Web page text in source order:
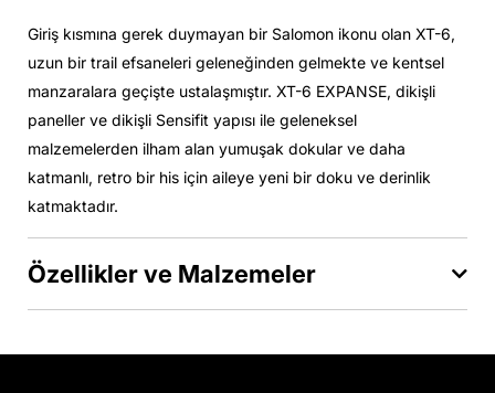
Giriş kısmına gerek duymayan bir Salomon ikonu olan XT-6,
uzun bir trail efsaneleri geleneğinden gelmekte ve kentsel
manzaralara geçişte ustalaşmıştır. XT-6 EXPANSE, dikişli
paneller ve dikişli Sensifit yapısı ile geleneksel
malzemelerden ilham alan yumuşak dokular ve daha
katmanlı, retro bir his için aileye yeni bir doku ve derinlik
katmaktadır.
Özellikler ve Malzemeler